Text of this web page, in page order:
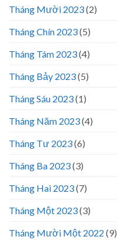
Tháng Mười 2023(2)
Tháng Chín 2023(5)
Tháng Tám 2023(4)
Tháng Bảy 2023(5)
Tháng Sáu 2023(1)
Tháng Năm 2023(4)
Tháng Tư 2023(6)
Tháng Ba 2023(3)
Tháng Hai 2023(7)
Tháng Một 2023(3)
Tháng Mười Một 2022 (9)